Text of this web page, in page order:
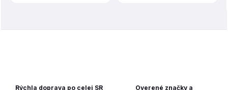
Overené značky a
Rýchla doprava po celej SR